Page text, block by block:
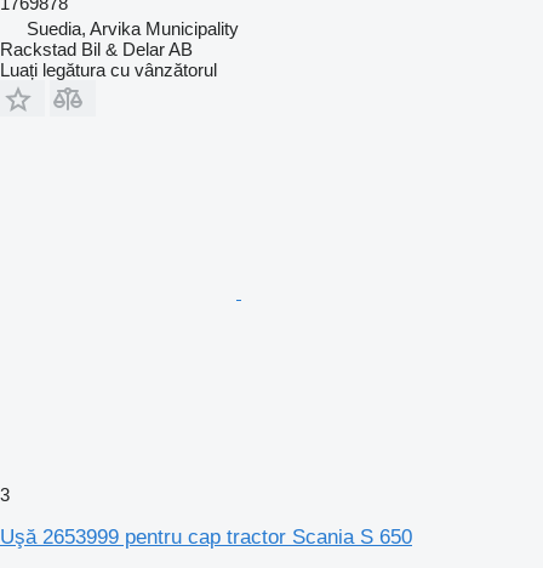
Suedia, Arvika Municipality
Rackstad Bil & Delar AB
Luați legătura cu vânzătorul
3
Uşă 2653999 pentru cap tractor Scania S 650